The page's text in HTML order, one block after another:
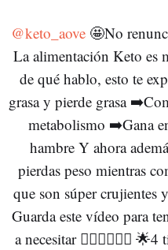
@keto_aove🤩No
La alimentación Keto es
de qué hablo, esto te
grasa y pierde grasa
metabolismo ➡️Gana
hambre Y ahora
pierdas peso mientras
que son súper crujientes
Guarda este vídeo para
a necesitar 👇🏼👇🏼👇🏼